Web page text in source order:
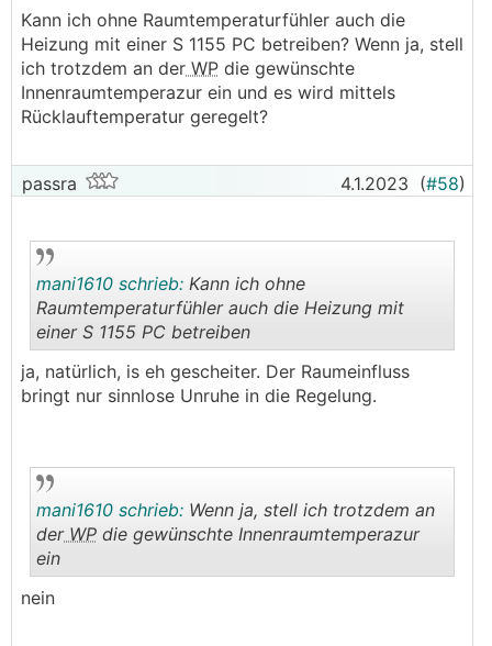
Kann ich ohne Raumtemperaturfühler auch die
Heizung mit einer S 1155 PC betreiben? Wenn ja, stell
ich trotzdem an der WP die gewünschte
Innenraumtemperazur ein und es wird mittels
Rücklauftemperatur geregelt?
passra 4.1.2023 (#58)
..
mani1610 schrieb: Kann ich ohne
Raumtemperaturfühler auch die Heizung mit
einer S 1155 PC betreiben
ja, natürlich, is eh gescheiter. Der Raumeinfluss
bringt nur sinnlose Unruhe in die Regelung.
mani1610 schrieb: Wenn ja, stell ich trotzdem an
derWP die gewünschte Innenraumtemperazur
ein
nein